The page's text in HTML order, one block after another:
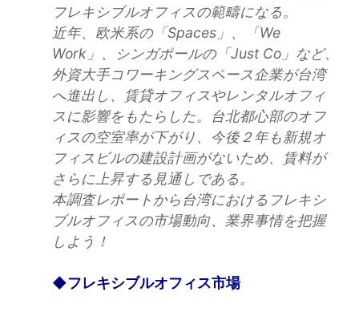
フレキシブルオフィスの範疇になる。
近年、欧米系の「Spaces」、「We
Work」、シンガポールの「Just Co」など、
外資大手コワーキングスペース企業が台湾
へ進出し、賃貸オフィスやレンタルオフィ
スに影響をもたらした。台北都心部のオフ
ィスの空室率が下がり、今後２年も新規オ
フィスビルの建設計画がないため、賃料が
さらに上昇する見通しである。
本調査レポートから台湾におけるフレキシ
ブルオフィスの市場動向、業界事情を把握
しよう！
◆フレキシブルオフィス市場